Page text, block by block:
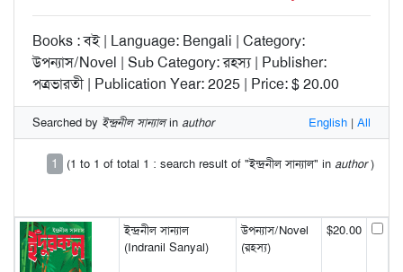
Books : বই | Language: Bengali | Category:
উপন্যাস/Novel | Sub Category: রহস্য | Publisher:
পত্রভারতী | Publication Year: 2025 | Price: $ 20.00
Searched by ইন্দ্রনীল সান্যালin author English | All
1 (1 to 1 of total 1 : search result of "ইন্দ্রনীল সান্যাল" in author)
ইন্দ্রনীল সান্যাল
(Indranil Sanyal)
উপন্যাস/Novel
(রহস্য)
$20.00